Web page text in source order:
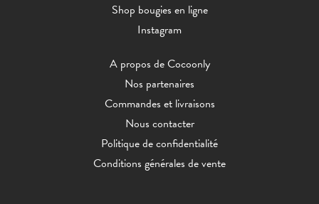
Shop bougies en ligne
Instagram
A propos de Cocoonly
Nos partenaires
Commandes et livraisons
Nous contacter
Politique de confidentialité
Conditions générales de vente